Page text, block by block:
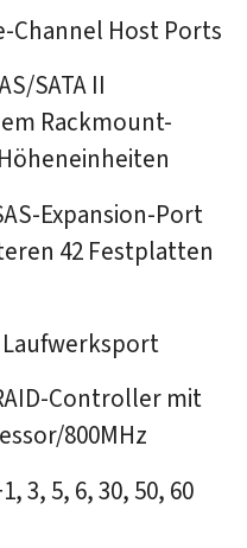
Channel Host Ports
SATA II
Rackmount-
Expansion-Port
42 Festplatten
Laufwerksport
Controller mit
800MHz
3, 5, 6, 30, 50, 60